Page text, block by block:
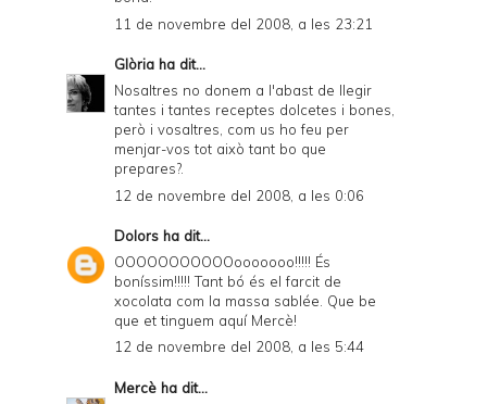
11 de novembre del 2008, a les 23:21
Glòria ha dit...
Nosaltres no donem a l'abast de llegir
tantes i tantes receptes dolcetes i bones,
però i vosaltres, com us ho feu per
menjar-vos tot això tant bo que
prepares?.
12 de novembre del 2008, a les 0:06
Dolors ha dit...
OOOOOOOOOOOooooooo!!!!! És
boníssim!!!!! Tant bó és el farcit de
xocolata com la massa sablée. Que be
que et tinguem aquí Mercè!
12 de novembre del 2008, a les 5:44
Mercè ha dit...